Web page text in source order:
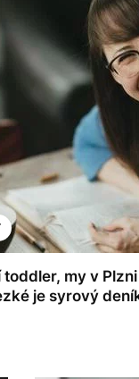
my v
je syrový